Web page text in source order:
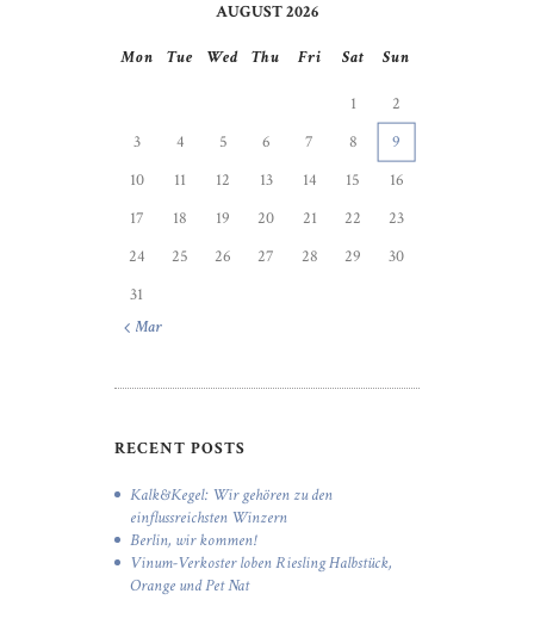
AUGUST 2026
Mon Tue Wed Thu Fri Sat Sun
1
2
3
4 5 6 7 8
9
10
11 12 13 14 15
16
17
18 19 20 21 22
23
24
25 26 27 28 29
30
31
« Mar
RECENT POSTS
Kalk&Kegel: Wir gehören zu den
einflussreichsten Winzern
Berlin, wir kommen!
Vinum-Verkoster loben Riesling Halbstück,
Orange und Pet Nat